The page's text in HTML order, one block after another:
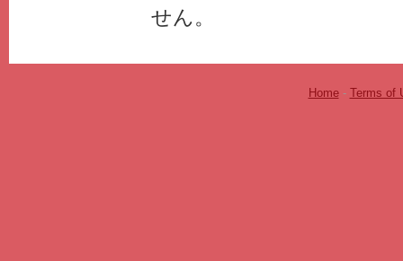
せん。
Home- Terms of